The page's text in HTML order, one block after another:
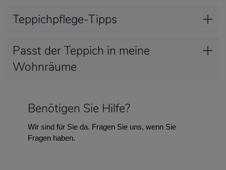
Teppichpflege-Tipps
Passt der Teppich in meine
Wohnräume
Benötigen Sie Hilfe?
Wir sind für Sie da. Fragen Sie uns, wenn Sie
Fragen haben.